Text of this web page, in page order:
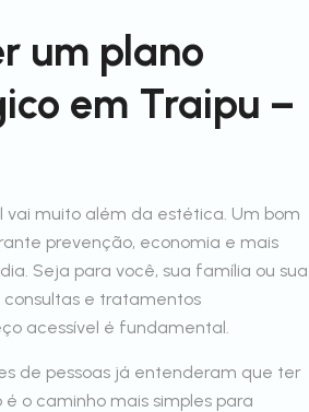
um plano
em Traipu –
vai muito além da estética. Um bom
prevenção, economia e mais
Seja para você, sua família ou sua
e tratamentos
acessível é fundamental.
de pessoas já entenderam que ter
o caminho mais simples para